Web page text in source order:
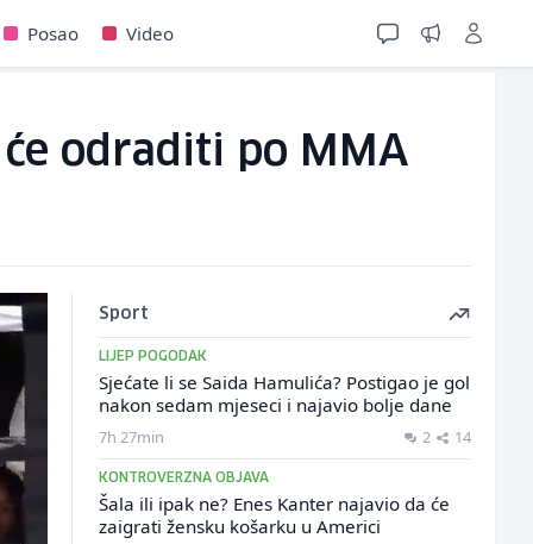
Posao Video
odraditi po MMA
Sport
LIJEP POGODAK
Sjećate li se Saida Hamulića? Postigao je gol
nakon sedam mjeseci i najavio bolje dane
7h 27min 2 14
KONTROVERZNA OBJAVA
Šala ili ipak ne? Enes Kanter najavio da će
zaigrati žensku košarku u Americi